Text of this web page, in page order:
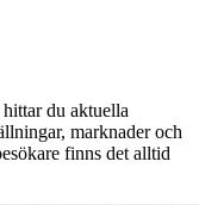
du aktuella
marknader och
finns det alltid